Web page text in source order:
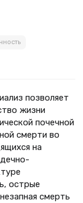
позволяет
жизни
почечной
смерти во
на
острые
смерть